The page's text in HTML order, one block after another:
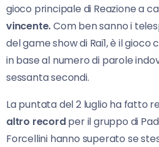
gioco principale di Reazione a
vincente.Com ben sanno i
del game show di Rai1, è il
in base al numero di parole
sessanta secondi.
La puntata del 2 luglio ha fatto
altro recordper il gruppo di
Forcellini hanno superato se